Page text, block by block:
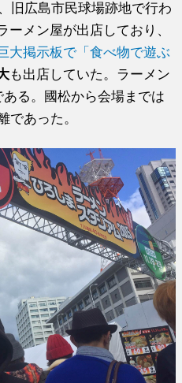
旧広島市民球場跡地で行わ
メン屋が出店しており、
大掲示板で「食べ物で遊ぶ
も出店していた。ラーメン
る。國松から会場までは
であった。